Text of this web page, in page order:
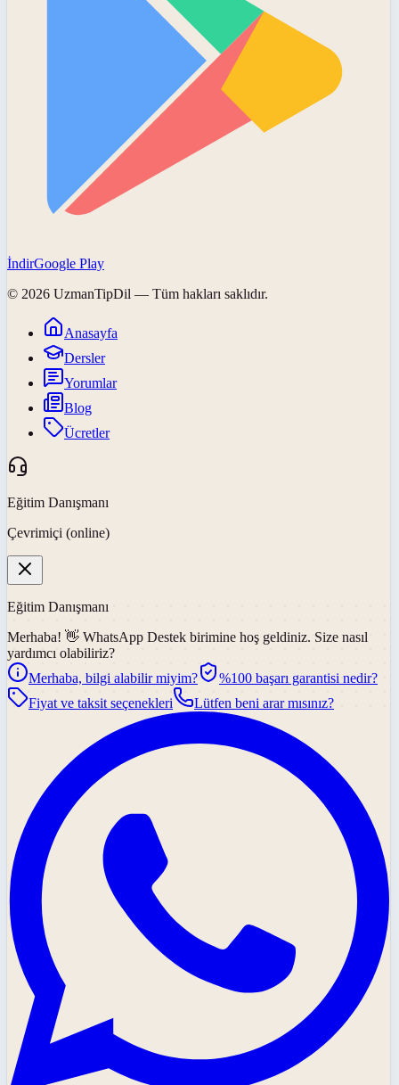
İndirGoogle Play
© 2026 UzmanTipDil — Tüm hakları saklıdır.
Anasayfa
Dersler
Yorumlar
Blog
Ücretler
Eğitim Danışmanı
Çevrimiçi (online)
Eğitim Danışmanı
Merhaba! 👋 WhatsApp Destek birimine hoş geldiniz. Size nasıl
yardımcı olabiliriz?
Merhaba, bilgi alabilir miyim?
%100 başarı garantisi nedir?
Fiyat ve taksit seçenekleri
Lütfen beni arar mısınız?